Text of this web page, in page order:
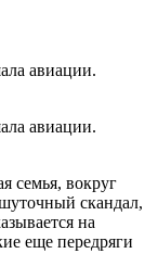
семья, вокруг
скандал,
на
еще передряги